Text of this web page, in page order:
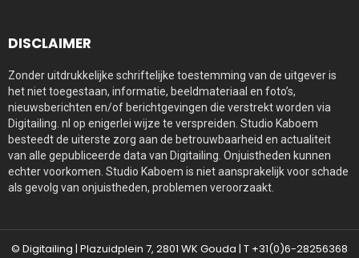
DISCLAIMER
Zonder uitdrukkelijke schriftelijke toestemming van de uitgever is
het niet toegestaan, informatie, beeldmateriaal en foto’s,
nieuwsberichten en/of berichtgevingen die verstrekt worden via
Digitailing. nl op enigerlei wijze te verspreiden. Studio Kaboem
besteedt de uiterste zorg aan de betrouwbaarheid en actualiteit
van alle gepubliceerde data van Digitailing. Onjuistheden kunnen
echter voorkomen. Studio Kaboem is niet aansprakelijk voor schade
als gevolg van onjuistheden, problemen veroorzaakt.
© Digitailing | Plazuidplein 7, 2801 WK Gouda | T +31(0)6-28256368